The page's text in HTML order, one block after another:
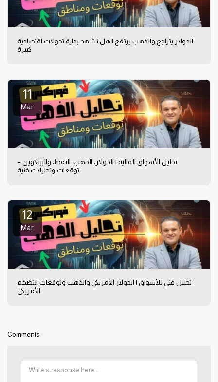
الدولار يتراجع والذهب يرتفع | هل نشهد بداية تحولات اقتصادية
كبيرة
11
Mar
تحليل الأسواق المالية | الدولار، الذهب، النفط، والبيتكوين –
توقعات وتحليلات فنية
12
Mar
تحليل فني للأسواق | الدولار الأمريكي والذهب وتوقعات التضخم
الأمريكي
Comments